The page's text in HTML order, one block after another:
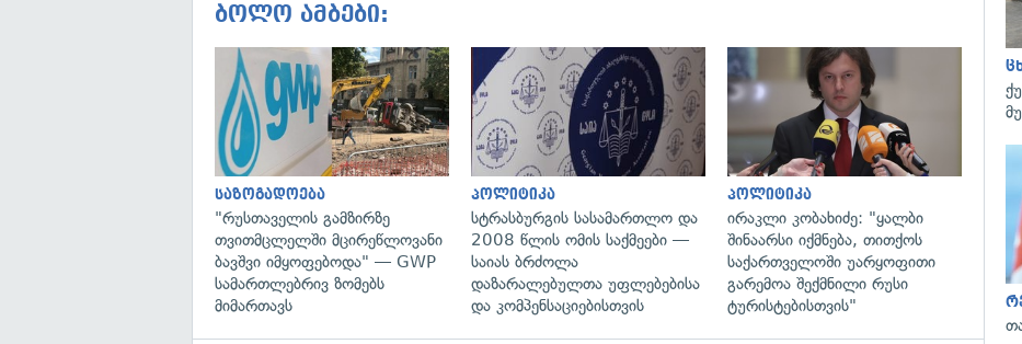
ბოლო ამბები:
გადახედვა
საზოგადოება
"რუსთაველის გამზირზე
თვითმცლელში მცირეწლოვანი
ბავშვი იმყოფებოდა" — GWP
სამართლებრივ ზომებს
მიმართავს
პოლიტიკა
სტრასბურგის სასამართლო და
2008 წლის ომის საქმეები —
საიას ბრძოლა
დაზარალებულთა უფლებებისა
და კომპენსაციებისთვის
პოლიტიკა
ირაკლი კობახიძე: "ყალბი
შინაარსი იქმნება, თითქოს
საქართველოში უარყოფითი
გარემოა შექმნილი რუსი
ტურისტებისთვის"